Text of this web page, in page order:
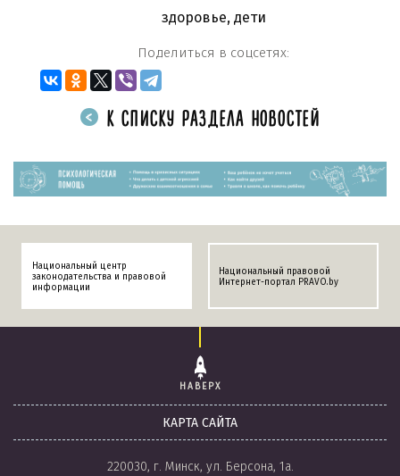
здоровье, дети
Поделиться в соцсетях:
К СПИСКУ РАЗДЕЛА НОВОСТЕЙ
Национальный центр
законодательства и правовой
информации
Национальный правовой
Интернет-портал PRAVO.by
НАВЕРХ
КАРТА САЙТА
220030, г. Минск, ул. Берсона, 1а.